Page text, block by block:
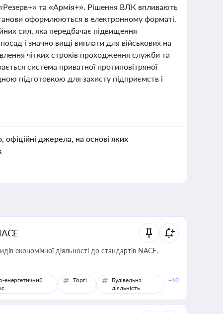
та «Армія+». Рішення ВЛК впливають
оформлюються в електронному форматі.
сил, яка передбачає підвищення
і значно вищі виплати для військових на
чітких строків проходження служби та
система приватної протиповітряної
підготовкою для захисту підприємств і
офіційні джерела, на основі яких
економічної діяльності до стандартів NACE,
енергетичний
Торгівля
Будівельна
діяльність
+10